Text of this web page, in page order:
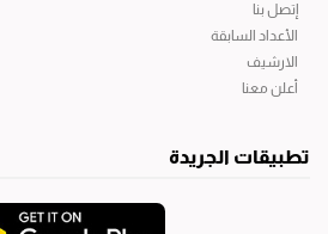
إتصل بنا
الأعداد السابقة
الارشيف
أعلن معنا
تطبيقات الجريدة